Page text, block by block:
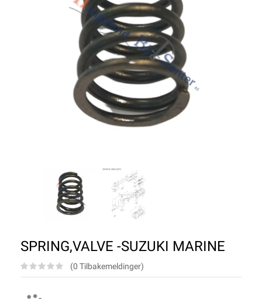
SPRING,VALVE -SUZUKI MARINE
(0 Tilbakemeldinger)